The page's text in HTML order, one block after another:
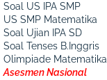
Soal US IPA SMP
US SMP Matematika
Soal Ujian IPA SD
Soal Tenses B.Inggris
Olimpiade Matematika
Asesmen Nasional